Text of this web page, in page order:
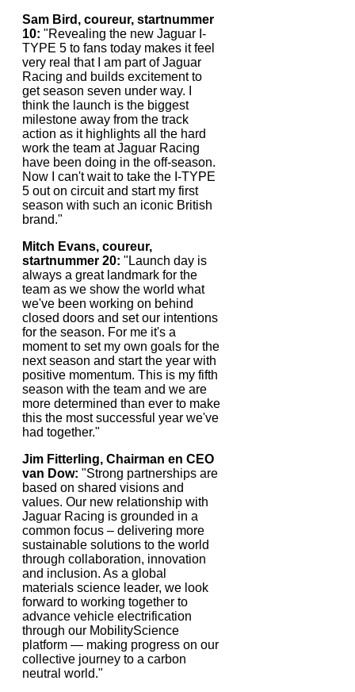
Sam Bird, coureur, startnummer
10: "Revealing the new Jaguar I-
TYPE 5 to fans today makes it feel
very real that I am part of Jaguar
Racing and builds excitement to
get season seven under way. I
think the launch is the biggest
milestone away from the track
action as it highlights all the hard
work the team at Jaguar Racing
have been doing in the off-season.
Now I can't wait to take the I-TYPE
5 out on circuit and start my first
season with such an iconic British
brand."
Mitch Evans, coureur,
startnummer 20: "Launch day is
always a great landmark for the
team as we show the world what
we've been working on behind
closed doors and set our intentions
for the season. For me it's a
moment to set my own goals for the
next season and start the year with
positive momentum. This is my fifth
season with the team and we are
more determined than ever to make
this the most successful year we've
had together."
Jim Fitterling, Chairman en CEO
van Dow: "Strong partnerships are
based on shared visions and
values. Our new relationship with
Jaguar Racing is grounded in a
common focus – delivering more
sustainable solutions to the world
through collaboration, innovation
and inclusion. As a global
materials science leader, we look
forward to working together to
advance vehicle electrification
through our MobilityScience
platform — making progress on our
collective journey to a carbon
neutral world."